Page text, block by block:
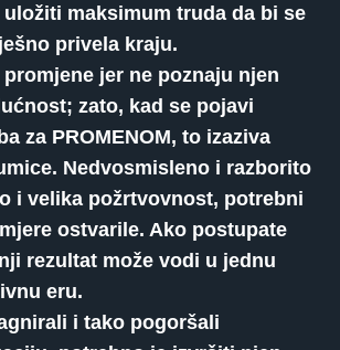
uložiti maksimum truda da bi se
privela kraju.
jer ne poznaju njen
zato, kad se pojavi
za PROMENOM, to izaziva
Nedvosmisleno i razborito
i velika požrtvovnost, potrebni
ostvarile. Ako postupate
rezultat može vodi u jednu
eru.
i tako pogoršali